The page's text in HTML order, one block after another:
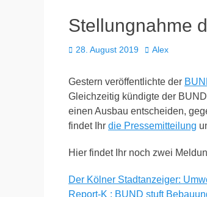
Stellungnahme
Veröffentlicht
28. August 2019 Autor
Alex
Gestern veröffentlichte der
Gleichzeitig kündigte der
einen Ausbau entscheiden,
findet Ihr die Pressemitteilung
Hier findet Ihr noch zwei
Der Kölner Stadtanzeiger:
Report-K : BUND stuft